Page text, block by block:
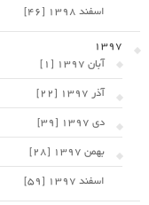
اسفند 1398 [46]
1397
آبان 1397 [1]
آذر 1397 [22]
دی 1397 [39]
بهمن 1397 [28]
اسفند 1397 [59]